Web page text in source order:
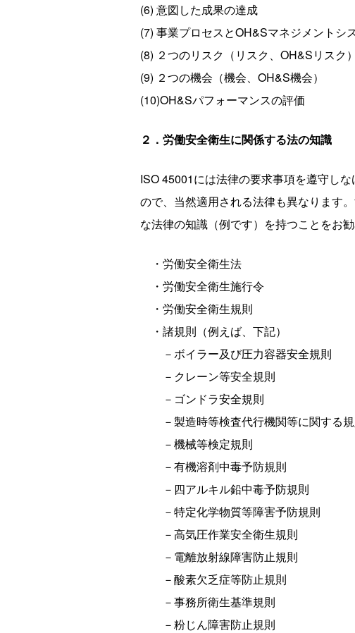
(6) 意図した成果の達成
(7) 事業プロセスとOH&Sマネジメントシ
(8) ２つのリスク（リスク、OH&Sリスク）
(9) ２つの機会（機会、OH&S機会）
(10)OH&Sパフォーマンスの評価
２．労働安全衛生に関係する法の知識
ISO 45001には法律の要求事項を遵守し
ので、当然適用される法律も異なります
な法律の知識（例です）を持つことをお
・労働安全衛生法
・労働安全衛生施行令
・労働安全衛生規則
・諸規則（例えば、下記）
－ボイラー及び圧力容器安全規則
－クレーン等安全規則
－ゴンドラ安全規則
－製造時等検査代行機関等に関する
－機械等検定規則
－有機溶剤中毒予防規則
－四アルキル鉛中毒予防規則
－特定化学物質等障害予防規則
－高気圧作業安全衛生規則
－電離放射線障害防止規則
－酸素欠乏症等防止規則
－事務所衛生基準規則
－粉じん障害防止規則